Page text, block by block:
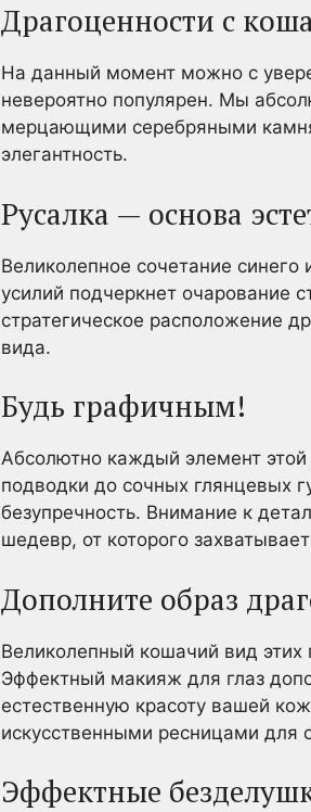
Драгоценности с
На данный момент можно с
невероятно популярен. Мы
мерцающими серебряными
элегантность.
Русалка — основа
Великолепное сочетание
усилий подчеркнет очарование
стратегическое расположение
вида.
Будь графичным!
Абсолютно каждый элемент
подводки до сочных глянцевых
безупречность. Внимание к
шедевр, от которого
Дополните образ
Великолепный кошачий вид
Эффектный макияж для глаз
естественную красоту вашей
искусственными ресницами для
Эффектные